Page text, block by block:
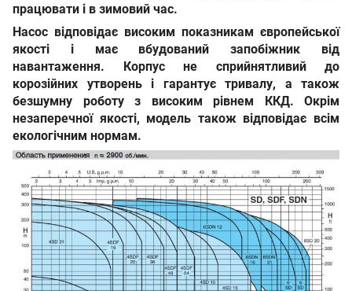
працювати і в зимовий час.
Насос відповідає високим показникам європейської
якості і має вбудований запобіжник від
навантаження. Корпус не сприйнятливий до
корозійних утворень і гарантує тривалу, а також
безшумну роботу з високим рівнем ККД. Окрім
незаперечної якості, модель також відповідає всім
екологічним нормам.